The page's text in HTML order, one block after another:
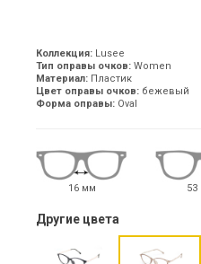
Коллекция: Lusee
Тип оправы очков: Women
Материал: Пластик
Цвет оправы очков: бежевый
Форма оправы: Oval
16 мм 53
Другие цвета